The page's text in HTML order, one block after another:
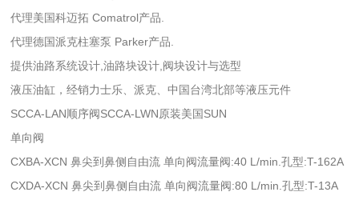
代理美国科迈拓 Comatrol产品.
代理德国派克柱塞泵 Parker产品.
提供油路系统设计,油路块设计,阀块设计与选型
液压油缸，经销力士乐、派克、中国台湾北部等液压元件
SCCA-LAN顺序阀SCCA-LWN原装美国SUN
单向阀
CXBA-XCN 鼻尖到鼻侧自由流 单向阀流量阀:40 L/min.孔型:T-162A
CXDA-XCN 鼻尖到鼻侧自由流 单向阀流量阀:80 L/min.孔型:T-13A